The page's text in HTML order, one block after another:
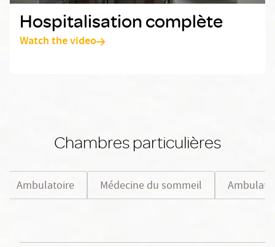
Hospitalisation complète
Watch the video
Chambres particulières
Ambulatoire Médecine du sommeil